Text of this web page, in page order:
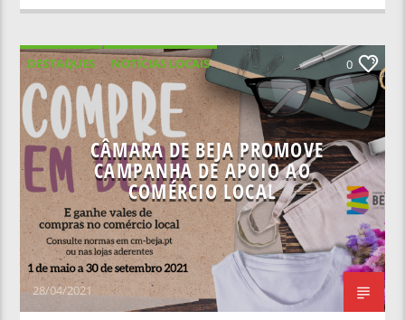
DESTAQUES
NOTÍCIAS LOCAIS
NOTÍCIAS NACIONAIS
0
CÂMARA DE BEJA PROMOVE
CAMPANHA DE APOIO AO
COMÉRCIO LOCAL
28/04/2021